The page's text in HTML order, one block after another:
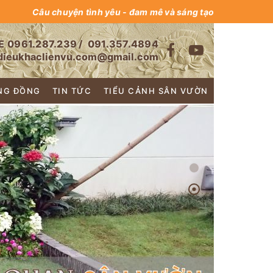
Câu chuyện tình yêu - đam mê và sáng tạo
0961.287.239/ 091.357.4894
ĐỒNG TIN TỨC TIỂU CẢNH SÂN VƯỜN